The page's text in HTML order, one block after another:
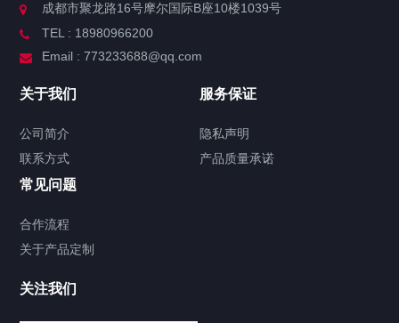
成都市聚龙路16号摩尔国际B座10楼1039号
TEL : 18980966200
Email : 773233688@qq.com
关于我们
公司简介
联系方式
服务保证
隐私声明
产品质量承诺
常见问题
合作流程
关于产品定制
关注我们